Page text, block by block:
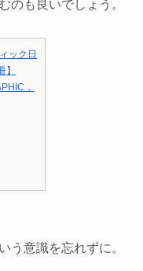
のも良いでしょう。
ック日
，
う意識を忘れずに。